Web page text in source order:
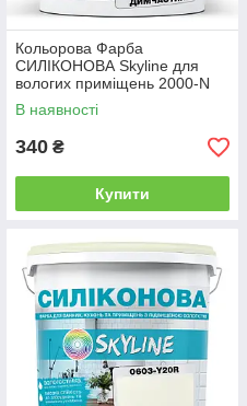
Кольорова Фарба
СИЛІКОНОВА Skyline для
вологих приміщень 2000-N
Димчастий 1л
В наявності
340 ₴
Купити